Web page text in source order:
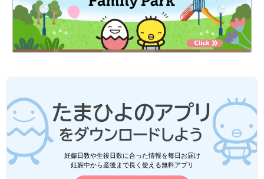
妊娠日数や生後日数に合った情報を毎日お届け
妊娠中から産後まで長く使える無料アプリ